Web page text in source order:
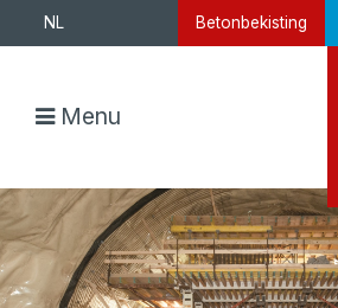
NL Betonbekisting
Menu